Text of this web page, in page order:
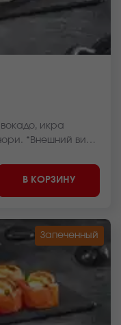
икра
*Внешний вид
В КОРЗИНУ
Запеченный